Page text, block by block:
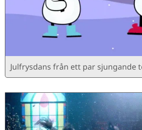
Julfrysdans från ett par sjungande